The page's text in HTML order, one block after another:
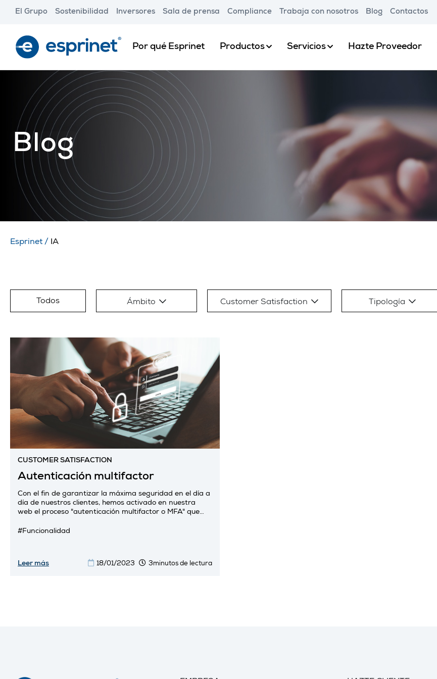
content
El Grupo Sostenibilidad Inversores Sala de prensa Compliance Trabaja con nosotros Blog Contactos
Por qué Esprinet Productos Servicios Hazte Proveedor
Blog
Esprinet / IA
Todos Ámbito Customer Satisfaction Tipología
CUSTOMER SATISFACTION
Autenticación multifactor
Con el fin de garantizar la máxima seguridad en el día a
día de nuestros clientes, hemos activado en nuestra
web el proceso "autenticación multifactor o MFA" que
#Funcionalidad
Leer más 18/01/2023 3minutos de lectura